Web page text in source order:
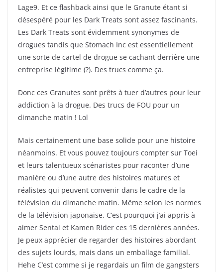
Lage9. Et ce flashback ainsi que le Granute étant si
désespéré pour les Dark Treats sont assez fascinants.
Les Dark Treats sont évidemment synonymes de
drogues tandis que Stomach Inc est essentiellement
une sorte de cartel de drogue se cachant derrière une
entreprise légitime (?). Des trucs comme ça.
Donc ces Granutes sont prêts à tuer d’autres pour leur
addiction à la drogue. Des trucs de FOU pour un
dimanche matin ! Lol
Mais certainement une base solide pour une histoire
néanmoins. Et vous pouvez toujours compter sur Toei
et leurs talentueux scénaristes pour raconter d’une
manière ou d’une autre des histoires matures et
réalistes qui peuvent convenir dans le cadre de la
télévision du dimanche matin. Même selon les normes
de la télévision japonaise. C’est pourquoi j’ai appris à
aimer Sentai et Kamen Rider ces 15 dernières années.
Je peux apprécier de regarder des histoires abordant
des sujets lourds, mais dans un emballage familial.
Hehe C’est comme si je regardais un film de gangsters